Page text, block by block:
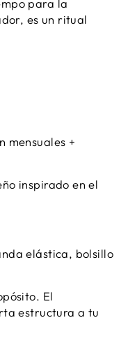
para la
es un ritual
mensuales +
inspirado en el
elástica, bolsillo
El
estructura a tu